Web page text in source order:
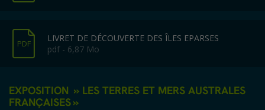
PDF
LIVRET DE DÉCOUVERTE DES ÎLES EPARSES
pdf - 6,87 Mo
EXPOSITION » LES TERRES ET MERS AUSTRALES
FRANÇAISES »